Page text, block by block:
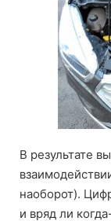
В результате
наоборот).
и вряд ли